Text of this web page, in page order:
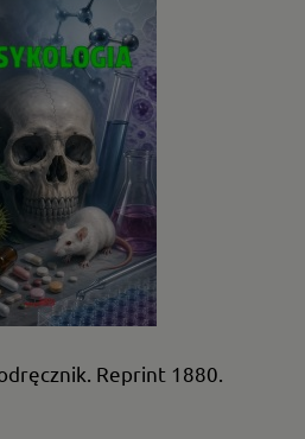
Reprint 1880.